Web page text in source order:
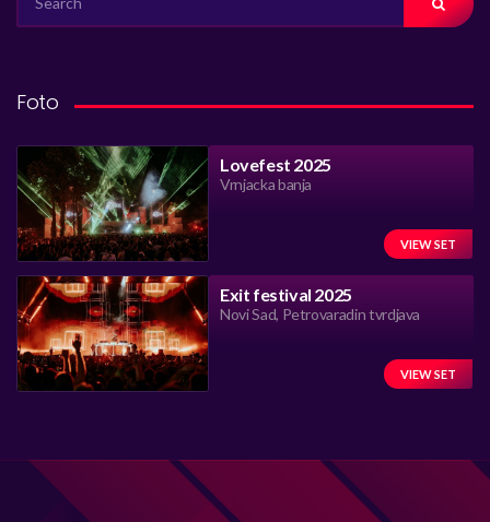
FOR:
Foto
Lovefest 2025
Vrnjacka banja
VIEW SET
Exit festival 2025
Novi Sad, Petrovaradin tvrdjava
VIEW SET